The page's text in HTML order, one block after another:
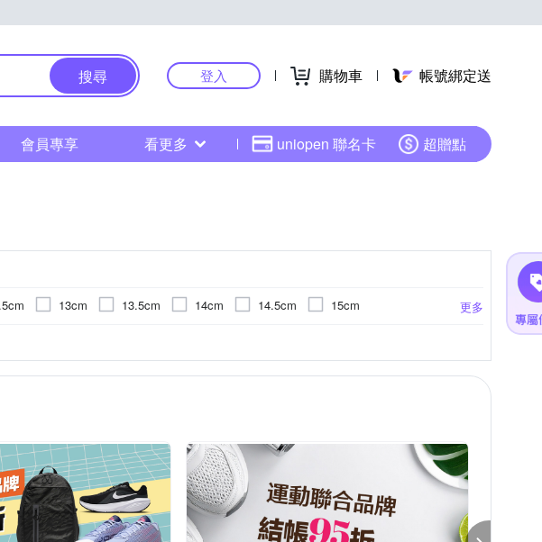
搜尋 登入 購物車 帳號綁定送
會員專享 看更多 uniopen 聯名卡 超贈點
更多
13cm 13.5cm 14cm 14.5cm
15cm